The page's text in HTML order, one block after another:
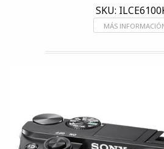
SKU:
MÁS